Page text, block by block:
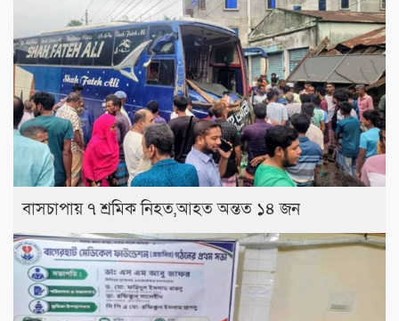
বাসচাপায় ৭ শ্রমিক নিহত,আহত অন্তত ১৪ জন